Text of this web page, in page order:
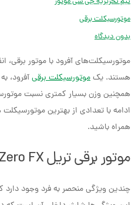
موتورسیکلت برقی
بدون دیدگاه
موتورسیکلت‌های آفرود با موتور برقی،
هستند. یکموتورسیکلت برقیآفرود،
همچنین وزن بسیار کمتری نسبت
ادامه با تعدادی از بهترین
همراه باشید.
موتور برقی تریل Zero FX